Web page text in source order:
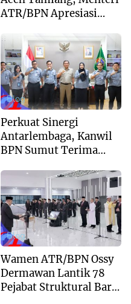
ATR/BPN Apresiasi
Buddha Tzu Chi dan
Aguan
Blog
Perkuat Sinergi
Antarlembaga, Kanwil
BPN Sumut Terima
Peninggalan
Blog
Wamen ATR/BPN Ossy
Dermawan Lantik 78
Pejabat Struktural Baru